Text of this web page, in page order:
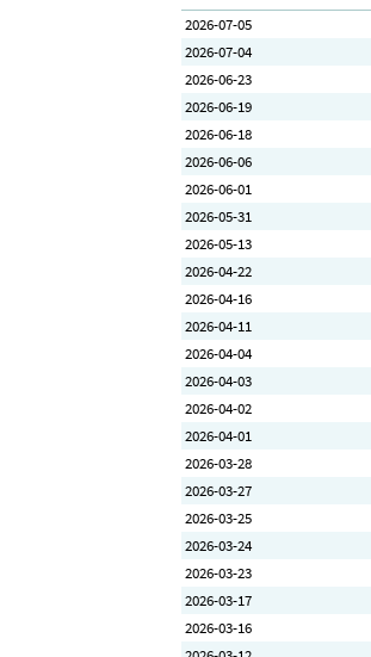
2026-07-05
2026-07-04
2026-06-23
2026-06-19
2026-06-18
2026-06-06
2026-06-01
2026-05-31
2026-05-13
2026-04-22
2026-04-16
2026-04-11
2026-04-04
2026-04-03
2026-04-02
2026-04-01
2026-03-28
2026-03-27
2026-03-25
2026-03-24
2026-03-23
2026-03-17
2026-03-16